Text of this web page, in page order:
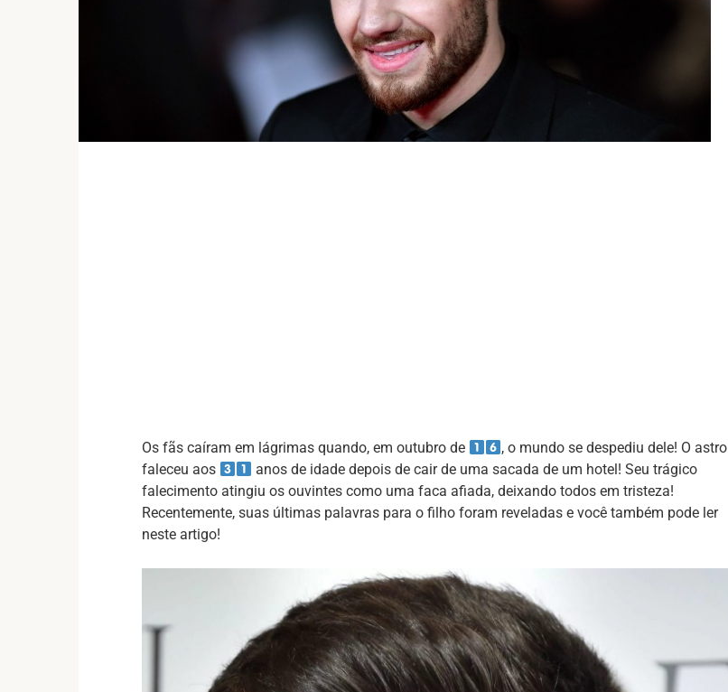
Os fãs caíram em lágrimas quando, em outubro de
, o mundo se despediu dele! O astro
faleceu aos
anos de idade depois de cair de uma sacada de um hotel! Seu trágico
falecimento atingiu os ouvintes como uma faca afiada, deixando todos em tristeza!
Recentemente, suas últimas palavras para o filho foram reveladas e você também pode ler
neste artigo!